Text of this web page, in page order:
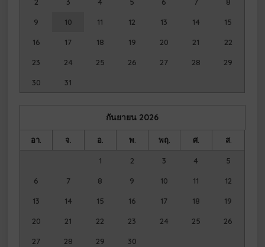
2 3 4 5 6 7 8
9 10 11 12 13 14 15
16 17 18 19 20 21 22
23 24 25 26 27 28 29
30 31
กันยายน 2026
อา. จ. อ. พ. พฤ. ศ. ส.
1 2 3 4 5
6 7 8 9 10 11 12
13 14 15 16 17 18 19
20 21 22 23 24 25 26
27 28 29 30